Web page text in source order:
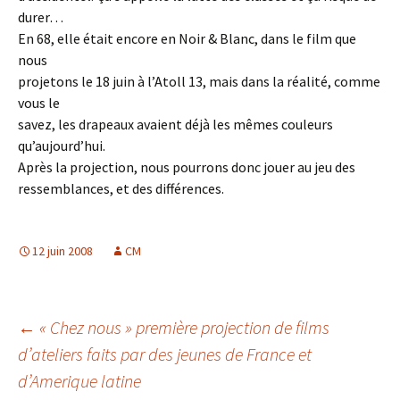
durer…
En 68, elle était encore en Noir & Blanc, dans le film que
nous
projetons le 18 juin à l’Atoll 13, mais dans la réalité, comme
vous le
savez, les drapeaux avaient déjà les mêmes couleurs
qu’aujourd’hui.
Après la projection, nous pourrons donc jouer au jeu des
ressemblances, et des différences.
12 juin 2008 CM
Navigation
← « Chez nous » première projection de films
d’ateliers faits par des jeunes de France et
d’Amerique latine